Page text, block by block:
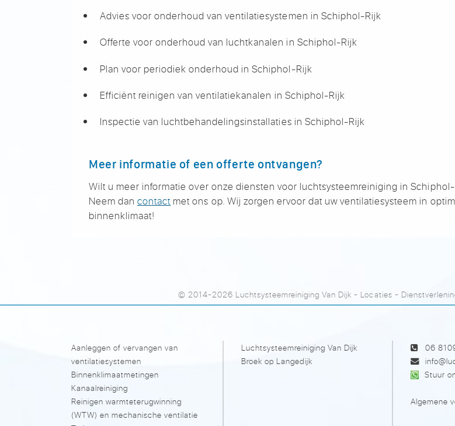
Advies voor onderhoud van ventilatiesystemen in Schiphol-Rijk
Offerte voor onderhoud van luchtkanalen in Schiphol-Rijk
Plan voor periodiek onderhoud in Schiphol-Rijk
Efficiënt reinigen van ventilatiekanalen in Schiphol-Rijk
Inspectie van luchtbehandelingsinstallaties in Schiphol-Rijk
Meer informatie of een offerte ontvangen?
Wilt u meer informatie over onze diensten voor luchtsysteemreiniging in
Neem dancontact met ons op. Wij zorgen ervoor dat uw ventilatiesysteem in
binnenklimaat!
© 2014-2026 Luchtsysteemreiniging Van Dijk- Locaties -
Aanleggen of vervangen van
ventilatiesystemen
Binnenklimaatmetingen
Kanaalreiniging
Reinigen warmteterugwinning
(WTW) en mechanische ventilatie
Luchtsysteemreiniging Van Dijk
Broek op Langedijk
06
Stuur
Algemene